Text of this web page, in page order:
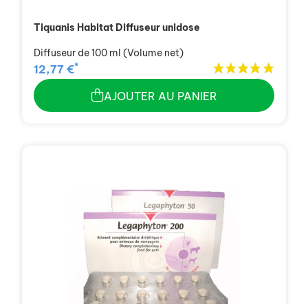
Tiquanis Habitat Diffuseur unidose
Diffuseur de 100 ml (Volume net)
12,77 €*
AJOUTER AU PANIER